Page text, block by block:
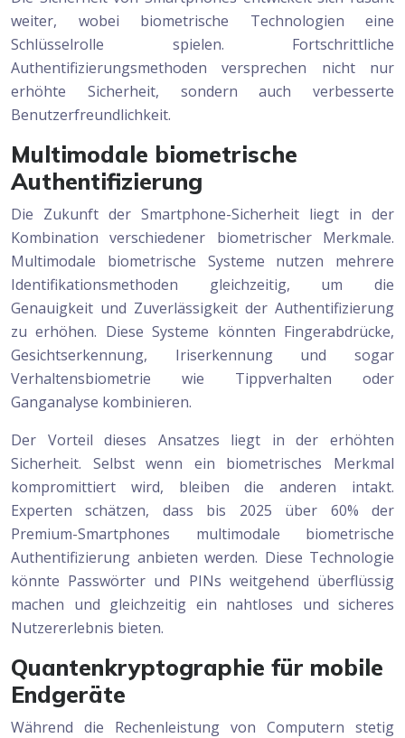
weiter, wobei biometrische Technologien eine
Schlüsselrolle spielen. Fortschrittliche
Authentifizierungsmethoden versprechen nicht nur
erhöhte Sicherheit, sondern auch verbesserte
Benutzerfreundlichkeit.
Multimodale biometrische
Authentifizierung
Die Zukunft der Smartphone-Sicherheit liegt in der
Kombination verschiedener biometrischer Merkmale.
Multimodale biometrische Systeme nutzen mehrere
Identifikationsmethoden gleichzeitig, um die
Genauigkeit und Zuverlässigkeit der Authentifizierung
zu erhöhen. Diese Systeme könnten Fingerabdrücke,
Gesichtserkennung, Iriserkennung und sogar
Verhaltensbiometrie wie Tippverhalten oder
Ganganalyse kombinieren.
Der Vorteil dieses Ansatzes liegt in der erhöhten
Sicherheit. Selbst wenn ein biometrisches Merkmal
kompromittiert wird, bleiben die anderen intakt.
Experten schätzen, dass bis 2025 über 60% der
Premium-Smartphones multimodale biometrische
Authentifizierung anbieten werden. Diese Technologie
könnte Passwörter und PINs weitgehend überflüssig
machen und gleichzeitig ein nahtloses und sicheres
Nutzererlebnis bieten.
Quantenkryptographie für mobile
Endgeräte
Während die Rechenleistung von Computern stetig